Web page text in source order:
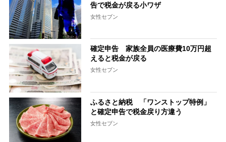
告で税金が戻る小ワザ
女性セブン
確定申告 家族全員の医療費10万円超
えると税金が戻る
女性セブン
ふるさと納税 「ワンストップ特例」
と確定申告で税金戻り方違う
女性セブン